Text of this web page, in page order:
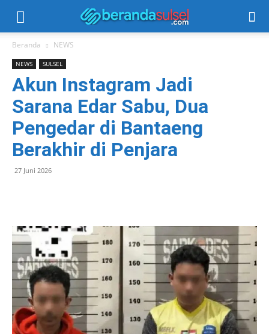
Beranda NEWS
NEWS SULSEL
Akun Instagram Jadi
Sarana Edar Sabu, Dua
Pengedar di Bantaeng
Berakhir di Penjara
27 Juni 2026